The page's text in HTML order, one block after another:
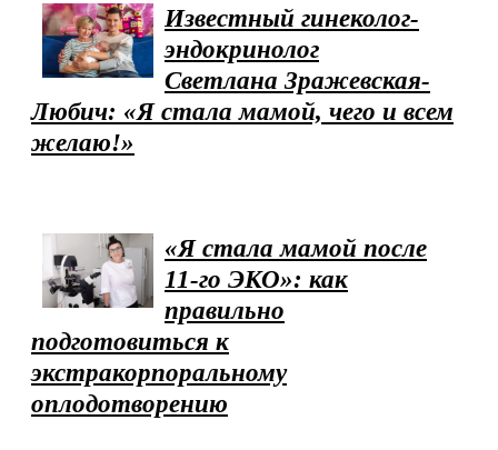
Известный гинеколог-
эндокринолог
Светлана Зражевская-
Любич: «Я стала мамой, чего и всем
желаю!»
«Я стала мамой после
11-го ЭКО»: как
правильно
подготовиться к
экстракорпоральному
оплодотворению